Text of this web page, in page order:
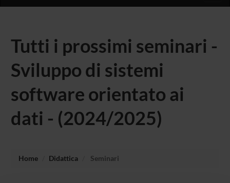
Tutti i prossimi seminari -
Sviluppo di sistemi
software orientato ai
dati - (2024/2025)
Home Didattica Seminari